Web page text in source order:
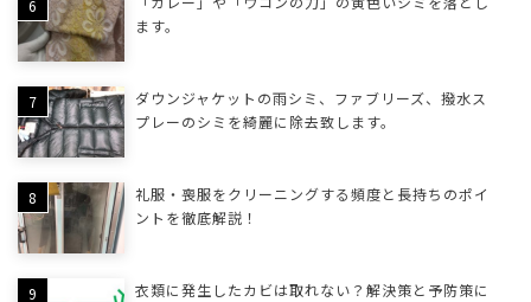
ます。
ダウンジャケットの雨シミ、ファブリーズ、撥水ス
プレーのシミを綺麗に除去致します。
礼服・喪服をクリーニングする頻度と長持ちのポイ
ントを徹底解説！
衣類に発生したカビは取れない？解決策と予防策に